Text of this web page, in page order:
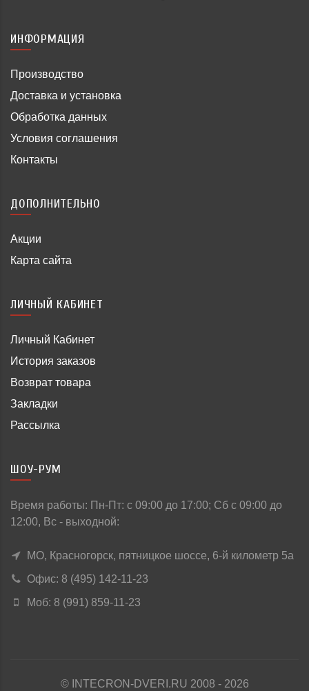
ИНФОРМАЦИЯ
Производство
Доставка и установка
Обработка данных
Условия соглашения
Контакты
ДОПОЛНИТЕЛЬНО
Акции
Карта сайта
ЛИЧНЫЙ КАБИНЕТ
Личный Кабинет
История заказов
Возврат товара
Закладки
Рассылка
ШОУ-РУМ
Время работы: Пн-Пт: c 09:00 до 17:00; Сб с 09:00 до
12:00, Вс - выходной:
МО, Красногорск, пятницкое шоссе, 6-й километр 5а
Офис: 8 (495) 142-11-23
Моб: 8 (991) 859-11-23
© INTECRON-DVERI.RU 2008 - 2026